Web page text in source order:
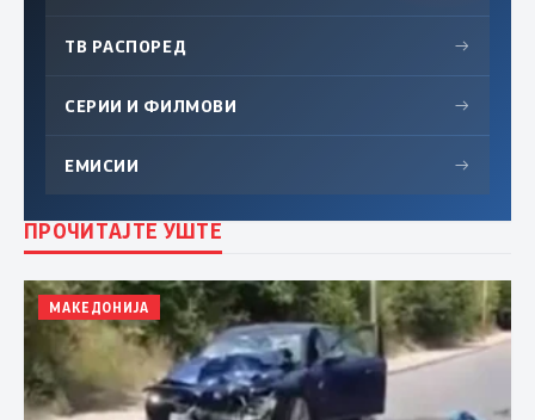
ТВ РАСПОРЕД →
СЕРИИ И ФИЛМОВИ →
ЕМИСИИ →
ПРОЧИТАЈТЕ УШТЕ
МАКЕДОНИЈА